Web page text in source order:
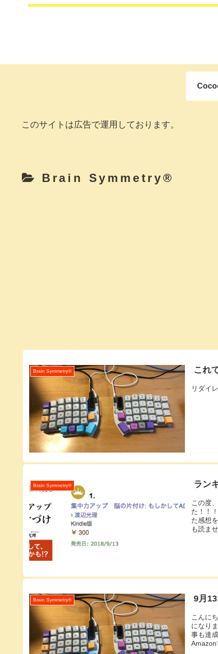
このサイトは広告で運用しております。
Brain Symmetry®️
Brain Symmetry®️ これ
リダイ
Brain Symmetry®️ ラン
この度
た！！
た感想
も読ま
Brain Symmetry®️ 9月
こんに
になり
事も達